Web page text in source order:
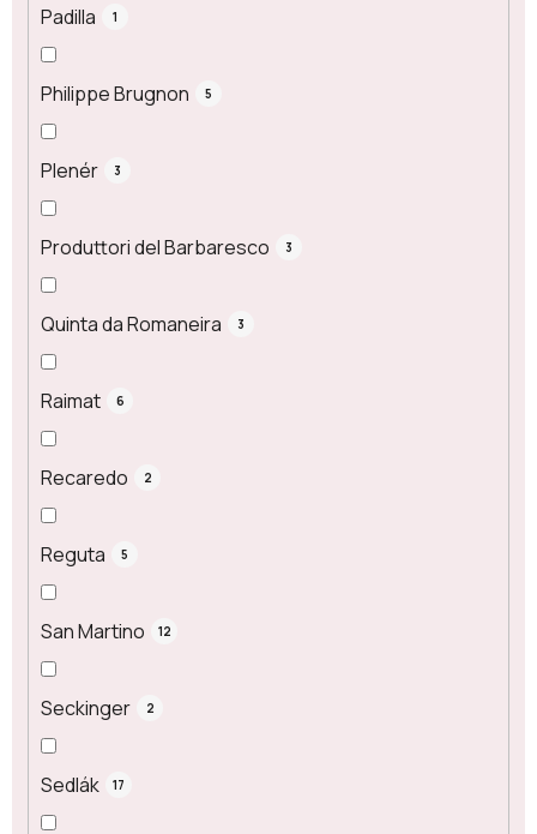
Padilla 1
Philippe Brugnon 5
Plenér 3
Produttori del Barbaresco 3
Quinta da Romaneira 3
Raimat 6
Recaredo 2
Reguta 5
San Martino 12
Seckinger 2
Sedlák 17